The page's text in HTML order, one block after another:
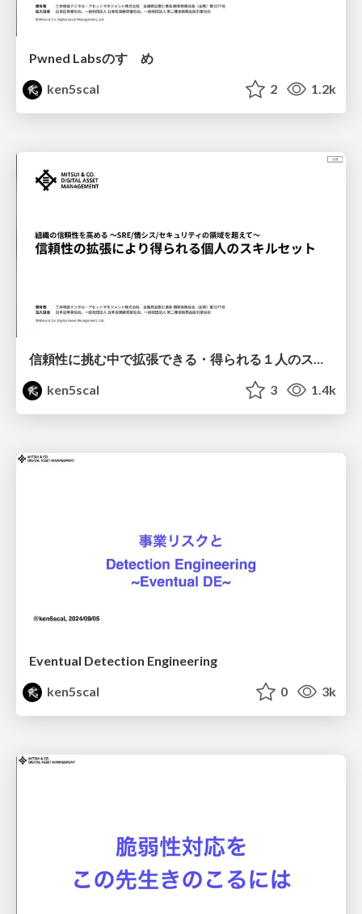
Pwned Labsのすゝめ
ken5scal
2 1.2k
信頼性に挑む中で拡張できる・得られる１人のスキルセットとは？
ken5scal
3 1.4k
Eventual Detection Engineering
ken5scal
0 3k